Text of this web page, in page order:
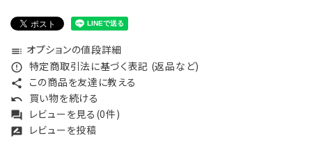
toc オプションの値段詳細
error_outline 特定商取引法に基づく表記 (返品など)
share この商品を友達に教える
undo 買い物を続ける
forum レビューを見る(0件)
rate_review レビューを投稿